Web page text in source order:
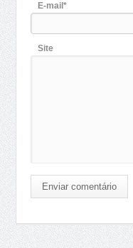
E-mail*
Site
Enviar comentário